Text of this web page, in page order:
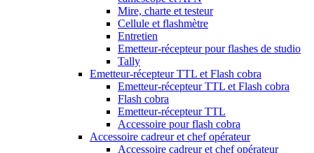
Mire, charte et testeur
Cellule et flashmètre
Entretien
Emetteur-récepteur pour flashes de studio
Tally
Emetteur-récepteur TTL et Flash cobra
Emetteur-récepteur TTL et Flash cobra
Flash cobra
Emetteur-récepteur TTL
Accessoire pour flash cobra
Accessoire cadreur et chef opérateur
Accessoire cadreur et chef opérateur